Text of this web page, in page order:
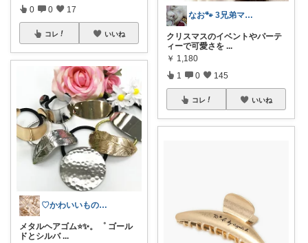
0 0 17
コレ いいね
♡かわいいもの集め♡
メタルヘアゴム⭐️✨。゜ ゴール
ドとシルバ ...
なお🐾 3兄弟ママ🐈‍⬛🐈
クリスマスのイベントやパーテ
ィーで可愛さを ...
￥ 1,180
1 0 145
コレ いいね